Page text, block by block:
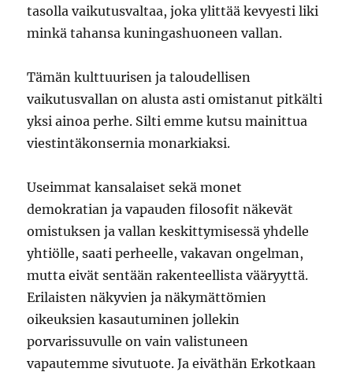
tasolla vaikutusvaltaa, joka ylittää kevyesti liki
minkä tahansa kuningashuoneen vallan.
Tämän kulttuurisen ja taloudellisen
vaikutusvallan on alusta asti omistanut pitkälti
yksi ainoa perhe. Silti emme kutsu mainittua
viestintäkonsernia monarkiaksi.
Useimmat kansalaiset sekä monet
demokratian ja vapauden filosofit näkevät
omistuksen ja vallan keskittymisessä yhdelle
yhtiölle, saati perheelle, vakavan ongelman,
mutta eivät sentään rakenteellista vääryyttä.
Erilaisten näkyvien ja näkymättömien
oikeuksien kasautuminen jollekin
porvarissuvulle on vain valistuneen
vapautemme sivutuote. Ja eiväthän Erkotkaan